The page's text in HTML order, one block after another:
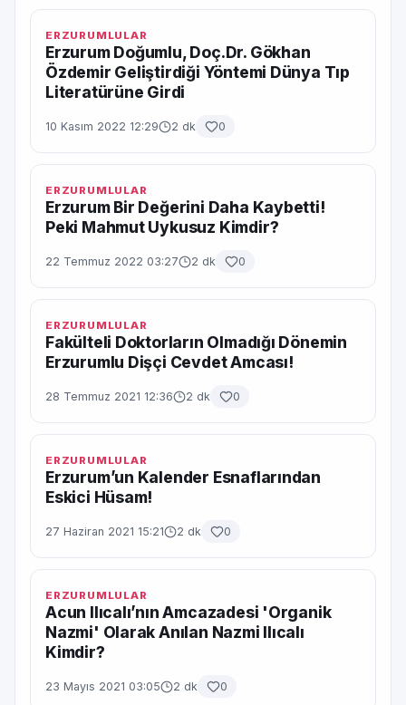
ERZURUMLULAR
Erzurum Doğumlu, Doç.Dr. Gökhan
Özdemir Geliştirdiği Yöntemi Dünya Tıp
Literatürüne Girdi
10 Kasım 2022 12:29 2 dk 0
ERZURUMLULAR
Erzurum Bir Değerini Daha Kaybetti!
Peki Mahmut Uykusuz Kimdir?
22 Temmuz 2022 03:27 2 dk 0
ERZURUMLULAR
Fakülteli Doktorların Olmadığı Dönemin
Erzurumlu Dişçi Cevdet Amcası!
28 Temmuz 2021 12:36 2 dk 0
ERZURUMLULAR
Erzurum’un Kalender Esnaflarından
Eskici Hüsam!
27 Haziran 2021 15:21 2 dk 0
ERZURUMLULAR
Acun Ilıcalı’nın Amcazadesi 'Organik
Nazmi' Olarak Anılan Nazmi Ilıcalı
Kimdir?
23 Mayıs 2021 03:05 2 dk 0